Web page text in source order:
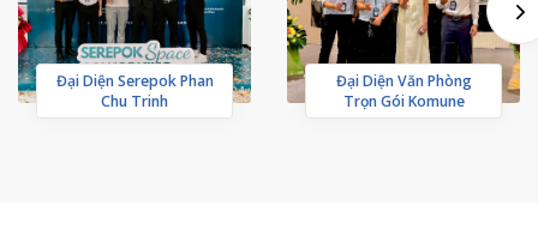
Đại Diện Serepok Phan
Chu Trinh
Đại Diện Văn Phòng
Trọn Gói Komune